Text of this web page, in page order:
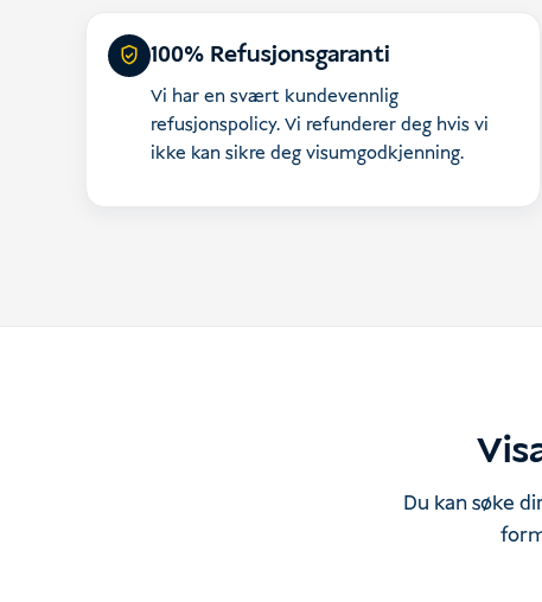
100% Refusjonsgaranti
Vi har en svært kundevennlig
refusjonspolicy. Vi refunderer deg hvis vi
ikke kan sikre deg visumgodkjenning.
Du kan søke